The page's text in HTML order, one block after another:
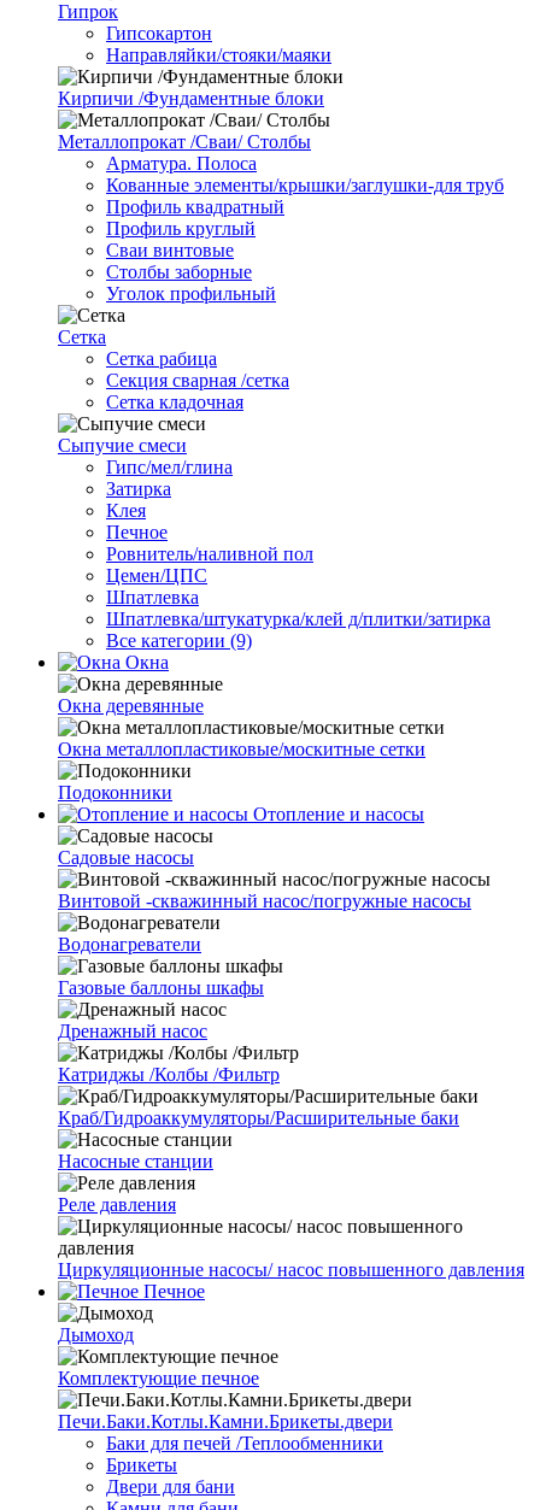
Гипрок
Гипсокартон
Направляйки/стояки/маяки
Кирпичи /Фундаментные блоки
Металлопрокат /Сваи/ Столбы
Арматура. Полоса
Кованные элементы/крышки/заглушки-для труб
Профиль квадратный
Профиль круглый
Сваи винтовые
Столбы заборные
Уголок профильный
Сетка
Cетка рабица
Секция сварная /сетка
Сетка кладочная
Сыпучие смеси
Гипс/мел/глина
Затирка
Клея
Печное
Ровнитель/наливной пол
Цемен/ЦПС
Шпатлевка
Шпатлевка/штукатурка/клей д/плитки/затирка
Все категории (9)
Окна
Окна деревянные
Окна металлопластиковые/москитные сетки
Подоконники
Отопление и насосы
Cадовые насосы
Винтовой -скважинный насос/погружные насосы
Водонагреватели
Газовые баллоны шкафы
Дренажный насос
Катриджы /Колбы /Фильтр
Краб/Гидроаккумуляторы/Расширительные баки
Насосные станции
Реле давления
Циркуляционные насосы/ насос повышенного давления
Печное
Дымоход
Комплектующие печное
Печи.Баки.Котлы.Камни.Брикеты.двери
Баки для печей /Теплообменники
Брикеты
Двери для бани